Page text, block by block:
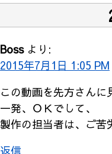
Boss より:
2015年7月1日 1:05 PM
この動画を先方さん
一発、ＯＫでして、
製作の担当者は、ご苦
返信